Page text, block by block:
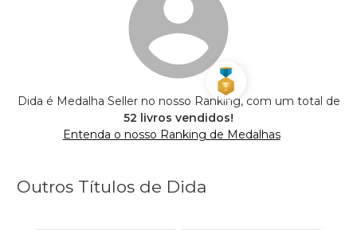
Dida é Medalha Seller no nosso Ranking, com um total de
52 livros vendidos!
Entenda o nosso Ranking de Medalhas
Outros Títulos de Dida